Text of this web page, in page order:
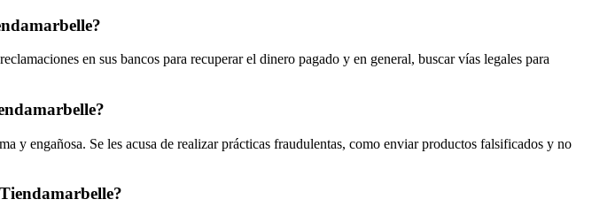
en sus bancos para recuperar el dinero pagado y en general, buscar vías legales para
y engañosa. Se les acusa de realizar prácticas fraudulentas, como enviar productos falsificados y no